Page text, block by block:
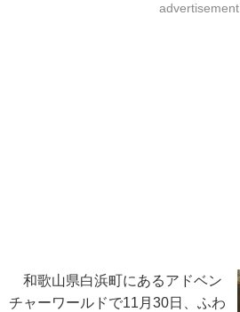
advertisement
和歌山県白浜町にあるアドベン
チャーワールドで11月30日、ふわ